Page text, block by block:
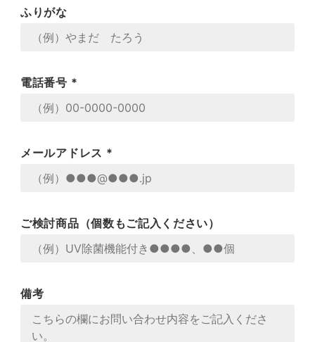
ふりがな
電話番号 *
メールアドレス *
ご検討商品（個数もご記入ください）
備考